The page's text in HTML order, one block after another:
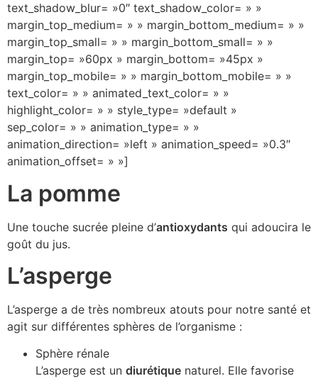
text_shadow_blur= »0″ text_shadow_color= » »
margin_top_medium= » » margin_bottom_medium= » »
margin_top_small= » » margin_bottom_small= » »
margin_top= »60px » margin_bottom= »45px »
margin_top_mobile= » » margin_bottom_mobile= » »
text_color= » » animated_text_color= » »
highlight_color= » » style_type= »default »
sep_color= » » animation_type= » »
animation_direction= »left » animation_speed= »0.3″
animation_offset= » »]
La pomme
Une touche sucrée pleine d’antioxydants qui adoucira le
goût du jus.
L’asperge
L’asperge a de très nombreux atouts pour notre santé et
agit sur différentes sphères de l’organisme :
Sphère rénale
L’asperge est un diurétique naturel. Elle favorise